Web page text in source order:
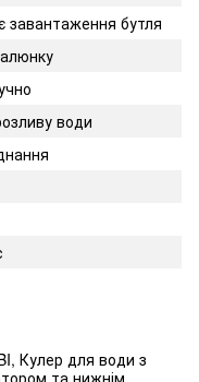
завантаження бутля
води
Кулер для води з